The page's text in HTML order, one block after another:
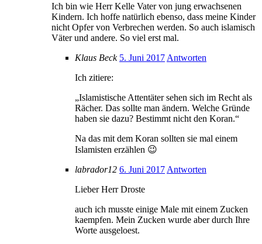
Ich bin wie Herr Kelle Vater von jung erwachsenen
Kindern. Ich hoffe natürlich ebenso, dass meine Kinder
nicht Opfer von Verbrechen werden. So auch islamisch
Väter und andere. So viel erst mal.
Klaus Beck 5. Juni 2017 Antworten
Ich zitiere:
„Islamistische Attentäter sehen sich im Recht als
Rächer. Das sollte man ändern. Welche Gründe
haben sie dazu? Bestimmt nicht den Koran.“
Na das mit dem Koran sollten sie mal einem
Islamisten erzählen 😉
labrador12 6. Juni 2017 Antworten
Lieber Herr Droste
auch ich musste einige Male mit einem Zucken
kaempfen. Mein Zucken wurde aber durch Ihre
Worte ausgeloest.